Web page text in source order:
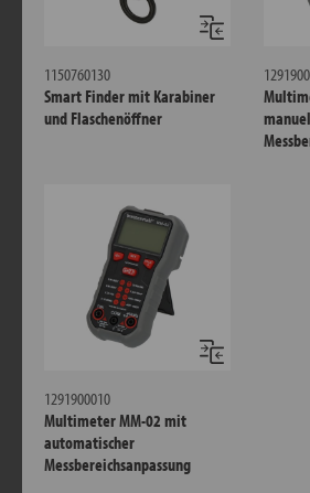
Vergleichen
1150760130
Smart Finder mit Karabiner
und Flaschenöffner
Vergleichen
1291900010
Multimeter MM-02 mit
automatischer
Messbereichsanpassung